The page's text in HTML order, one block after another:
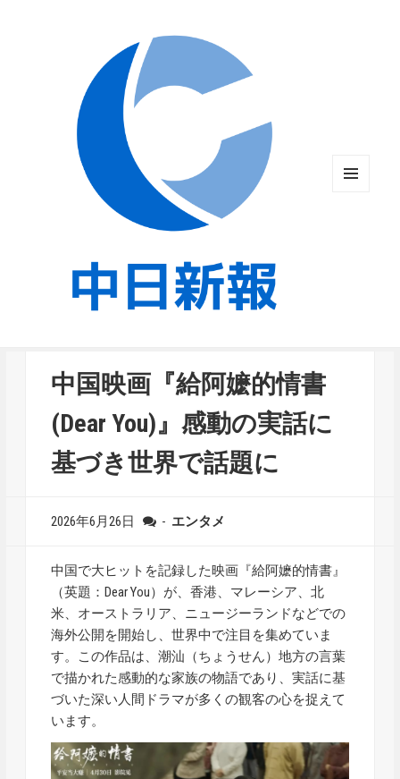
中国映画『給阿嬷的情書
(Dear You)』感動の実話に
基づき世界で話題に
2026年6月26日 - エンタメ
中国で大ヒットを記録した映画『給阿嬷的情書』
（英題：Dear You）が、香港、マレーシア、北
米、オーストラリア、ニュージーランドなどでの
海外公開を開始し、世界中で注目を集めていま
す。この作品は、潮汕（ちょうせん）地方の言葉
で描かれた感動的な家族の物語であり、実話に基
づいた深い人間ドラマが多くの観客の心を捉えて
います。